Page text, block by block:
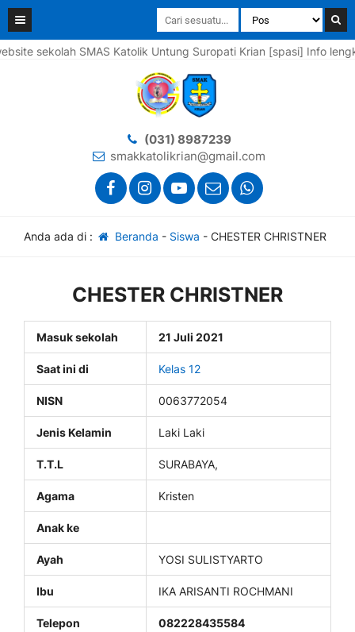
sekolah SMAS Katolik Untung Suropati Krian [spasi] Info
(031) 8987239
smakkatolikrian@gmail.com
Anda ada di : Beranda - Siswa - CHESTER CHRISTNER
CHESTER CHRISTNER
Masuk sekolah 21 Juli 2021
Saat ini di Kelas 12
NISN 0063772054
Jenis Kelamin Laki Laki
T.T.L SURABAYA,
Agama Kristen
Anak ke
Ayah YOSI SULISTYARTO
Ibu IKA ARISANTI ROCHMANI
Telepon 082228435584